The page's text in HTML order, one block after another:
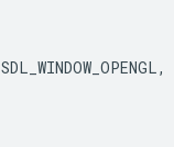
SDL_WINDOW_OPENGL,